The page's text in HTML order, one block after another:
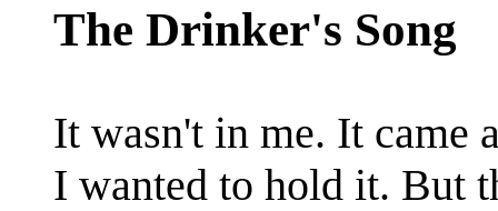
The Drinker's Song
It wasn't in me. It came
I wanted to hold it. But